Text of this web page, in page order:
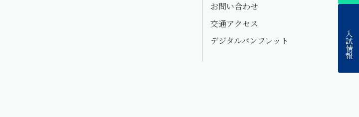
入試情報
お問い合わせ
交通アクセス
デジタルパンフレット